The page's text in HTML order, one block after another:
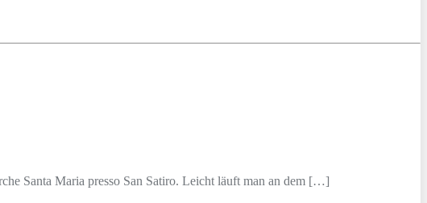
Santa Maria presso San Satiro. Leicht läuft man an dem […]